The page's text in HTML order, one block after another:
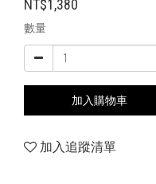
NT$1,380
數量
加入購物車
加入追蹤清單